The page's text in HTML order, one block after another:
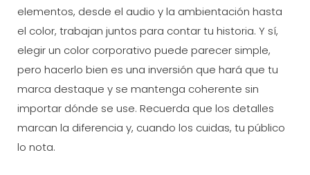
elementos, desde el audio y la ambientación hasta
el color, trabajan juntos para contar tu historia. Y sí,
elegir un color corporativo puede parecer simple,
pero hacerlo bien es una inversión que hará que tu
marca destaque y se mantenga coherente sin
importar dónde se use. Recuerda que los detalles
marcan la diferencia y, cuando los cuidas, tu público
lo nota.